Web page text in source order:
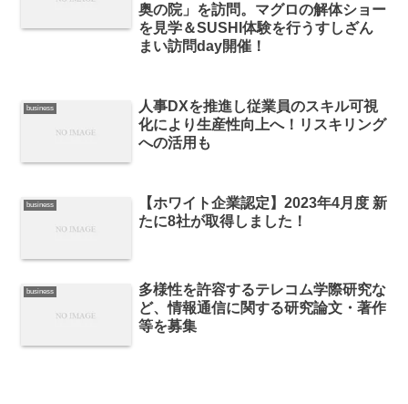
奥の院」を訪問。マグロの解体ショー
を見学＆SUSHI体験を行うすしざん
まい訪問day開催！
business
人事DXを推進し従業員のスキル可視
化により生産性向上へ！リスキリング
への活用も
business
【ホワイト企業認定】2023年4月度 新
たに8社が取得しました！
business
多様性を許容するテレコム学際研究な
ど、情報通信に関する研究論文・著作
等を募集